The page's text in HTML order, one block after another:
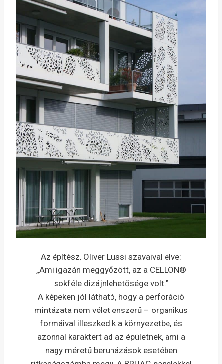
Az építész, Oliver Lussi szavaival élve:
„Ami igazán meggyőzött, az a CELLON®
sokféle dizájnlehetősége volt.”
A képeken jól látható, hogy a perforáció
mintázata nem véletlenszerű – organikus
formáival illeszkedik a környezetbe, és
azonnal karaktert ad az épületnek, ami a
nagy méretű beruházások esetében